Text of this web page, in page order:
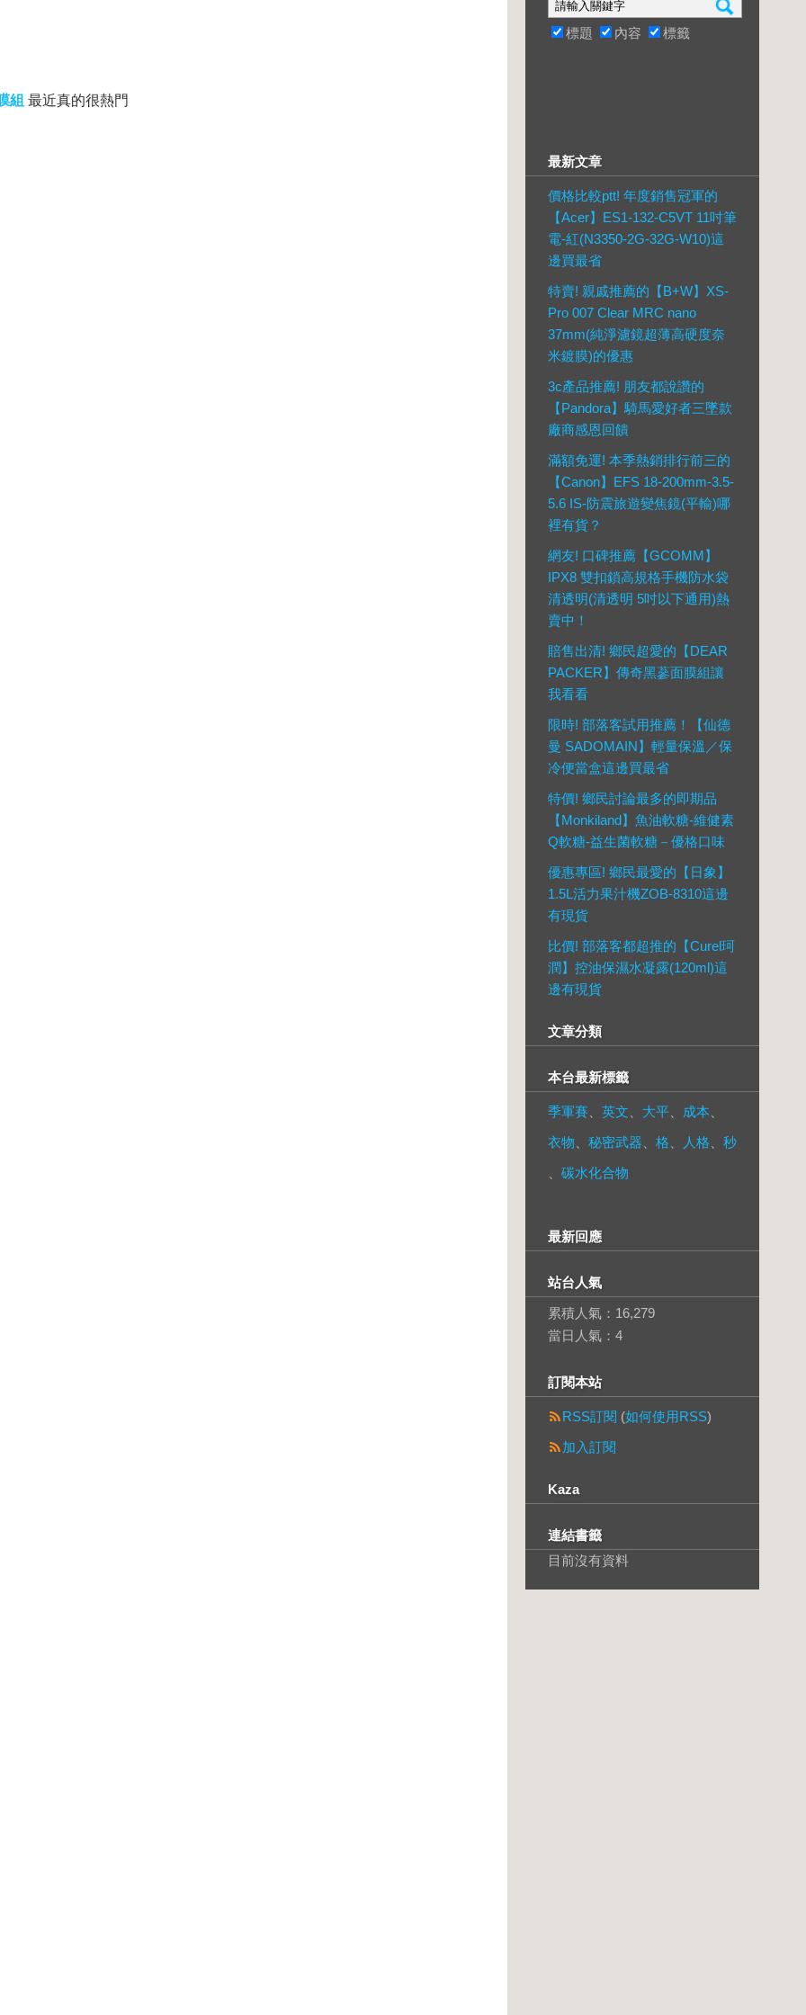
組 最近真的很熱門
標題 內容 標籤
最新文章
價格比較ptt! 年度銷售冠軍的
【Acer】ES1-132-C5VT 11吋筆
電-紅(N3350-2G-32G-W10)這
邊買最省
特賣! 親戚推薦的【B+W】XS-
Pro 007 Clear MRC nano
37mm(純淨濾鏡超薄高硬度奈
米鍍膜)的優惠
3c產品推薦! 朋友都說讚的
【Pandora】騎馬愛好者三墜款
廠商感恩回饋
滿額免運! 本季熱銷排行前三的
【Canon】EFS 18-200mm-3.5-
5.6 IS-防震旅遊變焦鏡(平輸)哪
裡有貨？
網友! 口碑推薦【GCOMM】
IPX8 雙扣鎖高規格手機防水袋
清透明(清透明 5吋以下通用)熱
賣中！
賠售出清! 鄉民超愛的【DEAR
PACKER】傳奇黑蔘面膜組讓
我看看
限時! 部落客試用推薦！【仙德
曼 SADOMAIN】輕量保溫／保
冷便當盒這邊買最省
特價! 鄉民討論最多的即期品
【Monkiland】魚油軟糖-維健素
Q軟糖-益生菌軟糖－優格口味
優惠專區! 鄉民最愛的【日象】
1.5L活力果汁機ZOB-8310這邊
有現貨
比價! 部落客都超推的【Curel珂
潤】控油保濕水凝露(120ml)這
邊有現貨
文章分類
本台最新標籤
季軍賽 英文 大平 成本
衣物
秘密武器 格 人格
秒
碳水化合物
最新回應
站台人氣
累積人氣： 16,279
當日人氣： 4
訂閱本站
RSS訂閱 (如何使用RSS)
加入訂閱
Kaza
連結書籤
目前沒有資料